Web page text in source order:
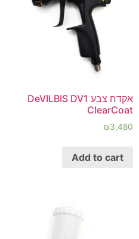
אקדח צבע DeVILBIS DV1
ClearCoat
₪3,480
Add to cart